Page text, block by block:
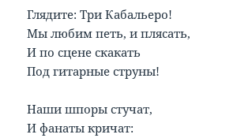
Глядите: Три Кабальеро!
Мы любим петь, и плясать,
И по сцене скакать
Под гитарные струны!
Наши шпоры стучат,
И фанаты кричат: